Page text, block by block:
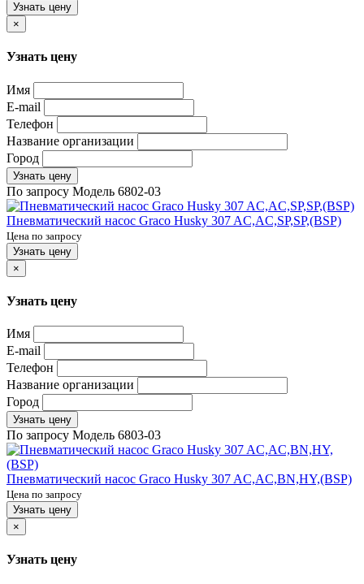
Узнать цену
×
Узнать цену
Имя
E-mail
Телефон
Название организации
Город
Узнать цену
По запросу Модель 6802-03
Пневматический насос Graco Husky 307 AC,AC,SP,SP,(BSP)
Цена по запросу
Узнать цену
×
Узнать цену
Имя
E-mail
Телефон
Название организации
Город
Узнать цену
По запросу Модель 6803-03
Пневматический насос Graco Husky 307 AC,AC,BN,HY,(BSP)
Цена по запросу
Узнать цену
×
Узнать цену